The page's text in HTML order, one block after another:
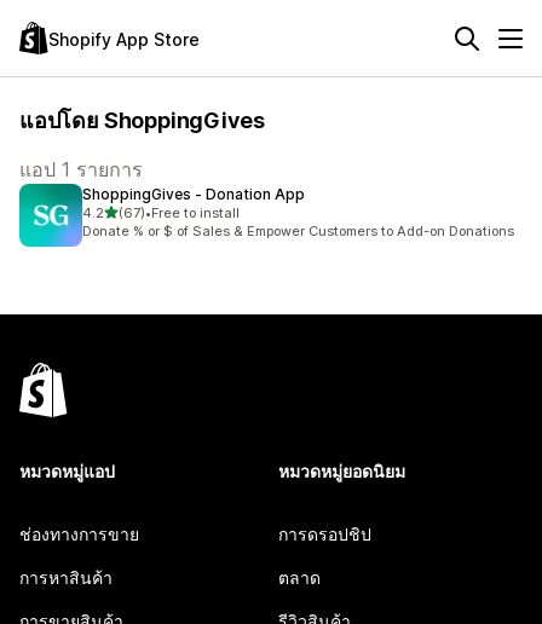
Shopify App Store
แอปโดย ShoppingGives
แอป 1 รายการ
ShoppingGives ‑ Donation App
4.2เต็ม 5 ดาว
(67)
ทั้งหมด 67 รีวิว
•Free to install
Donate % or $ of Sales & Empower Customers to Add-on Donations
หมวดหมู่แอป
ช่องทางการขาย
การหาสินค้า
หมวดหมู่ยอดนิยม
การดรอปชิป
ตลาด